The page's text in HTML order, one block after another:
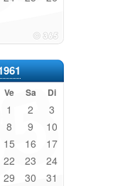
Ve Sa Di
1 2 3
8 9 10
15 16 17
22 23 24
29 30 31